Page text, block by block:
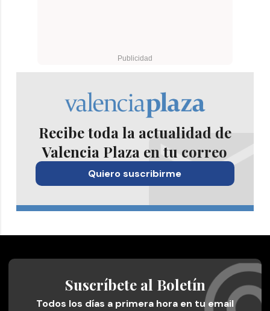
Recibe toda la actualidad de
Valencia Plaza en tu correo
Quiero suscribirme
Suscríbete al Boletín
Todos los días a primera hora en tu email